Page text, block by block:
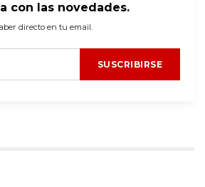
con las novedades.
directo en tu email.
SUSCRIBIRSE